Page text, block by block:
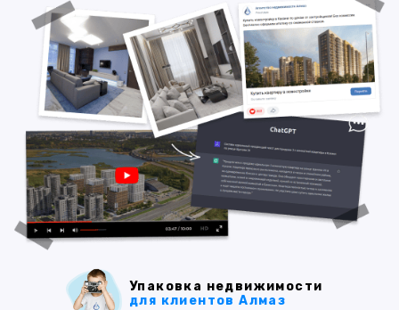
Упаковка недвижимости
для клиентов Алмаз